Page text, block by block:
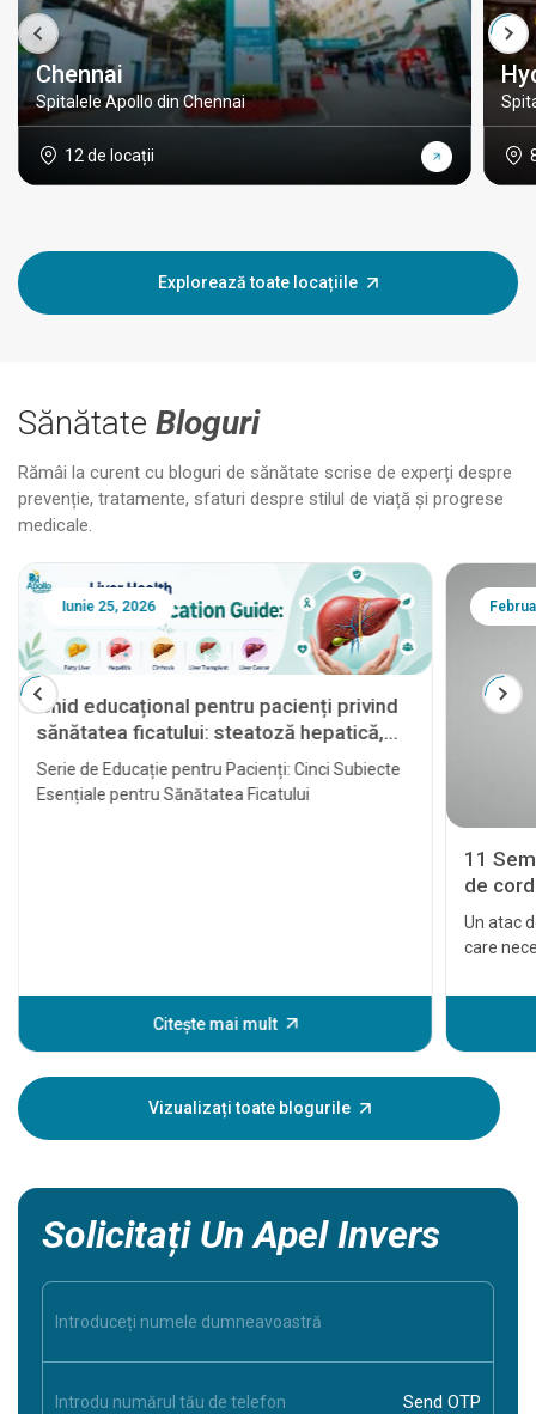
Chennai
Spitalele Apollo din Chennai
12 de locații
Explorează toate locațiile
Sănătate Bloguri
Rămâi la curent cu bloguri de sănătate scrise de experți despre
prevenție, tratamente, sfaturi despre stilul de viață și progrese
medicale.
Iunie 25, 2026
Ghid educațional pentru pacienți privind
sănătatea ficatului: steatoză hepatică,
hepatită, ciroză, transplant hepatic și
cancer hepatic
Serie de Educație pentru Pacienți: Cinci Subiecte
Esențiale pentru Sănătatea Ficatului
Citește mai mult
11
de
Un atac
care
tratat la
unele
în
Vizualizați toate blogurile
Solicitați Un Apel Invers